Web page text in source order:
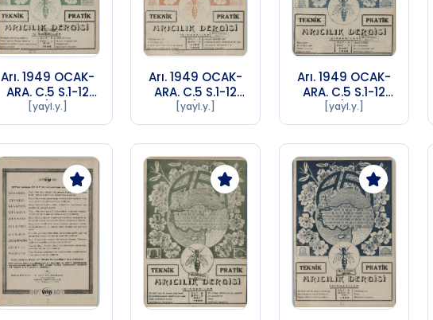
Arı. 1949 OCAK-
ARA. C.5 S.1-12
Sayı 4 (1956 SA
72)
[yayl.y.]
Arı. 1949 OCAK-
ARA. C.5 S.1-12
Sayı 6 (1956 SA
72)
[yayl.y.]
Arı. 1949 OCAK-
ARA. C.5 S.1-12
Sayı 7 (1956 SA
72)
[yayl.y.]